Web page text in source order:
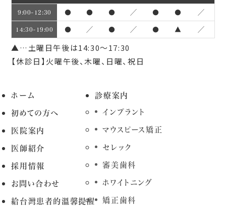
9:00~12:30 ● ● ● ／ ● ● ／
14:30~19:00 ● ／ ● ／ ● ▲ ／
▲…土曜日午後は14:30～17:30
【休診日】火曜午後、木曜、日曜、祝日
ホーム
初めての方へ
医院案内
医師紹介
採用情報
お問い合わせ
給台灣患者的溫馨提醒
診療案内
インプラント
マウスピース矯正
セレック
審美歯科
ホワイトニング
矯正歯科